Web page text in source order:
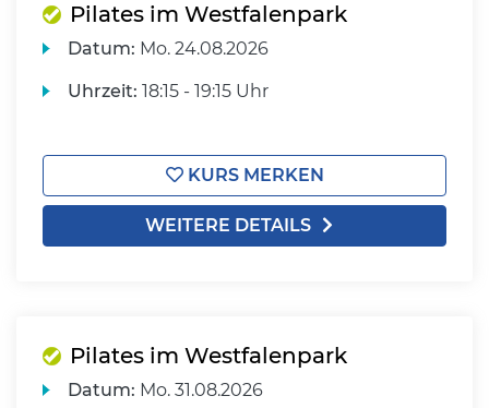
Pilates im Westfalenpark
Datum: Mo. 24.08.2026
Uhrzeit: 18:15 - 19:15 Uhr
KURS MERKEN
WEITERE DETAILS
Pilates im Westfalenpark
Datum: Mo. 31.08.2026